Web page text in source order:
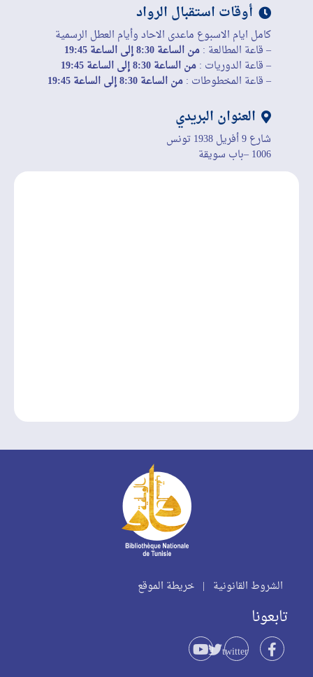
أوقات استقبال الرواد
كامل ايام الاسبوع ماعدى الاحاد وأيام العطل الرسمية
– قاعة المطالعة :من الساعة 8:30 إلى الساعة 19:45
– قاعة الدوريات :من الساعة 8:30 إلى الساعة 19:45
– قاعة المخطوطات :من الساعة 8:30 إلى الساعة 19:45
العنوان البريدي
شارع 9 أفريل 1938 تونس
1006 –باب سويقة
الشروط القانونية | خريطة الموقع
تابعونا
twitter